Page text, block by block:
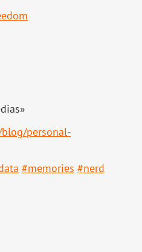
personal-
#memories #nerd